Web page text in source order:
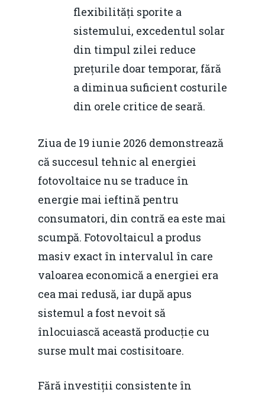
flexibilități sporite a
sistemului, excedentul solar
din timpul zilei reduce
prețurile doar temporar, fără
a diminua suficient costurile
din orele critice de seară.
Ziua de 19 iunie 2026 demonstrează
că succesul tehnic al energiei
fotovoltaice nu se traduce în
energie mai ieftină pentru
consumatori, din contră ea este mai
scumpă. Fotovoltaicul a produs
masiv exact în intervalul în care
valoarea economică a energiei era
cea mai redusă, iar după apus
sistemul a fost nevoit să
înlocuiască această producție cu
surse mult mai costisitoare.
Fără investiții consistente în